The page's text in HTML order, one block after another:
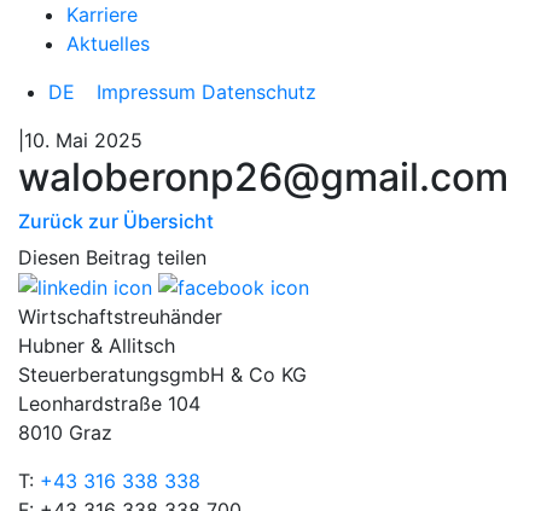
Karriere
Aktuelles
DE
Impressum Datenschutz
|10. Mai 2025
waloberonp26@gmail.com
Zurück zur Übersicht
Diesen Beitrag teilen
Wirtschaftstreuhänder
Hubner & Allitsch
SteuerberatungsgmbH & Co KG
Leonhardstraße 104
8010 Graz
T: +43 316 338 338